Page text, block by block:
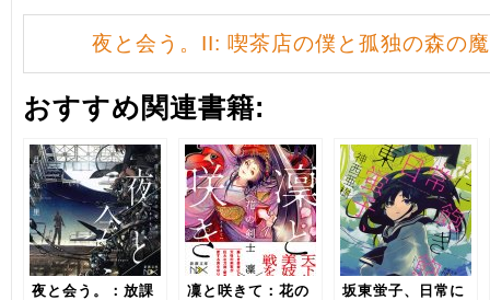
夜と会う。II: 喫茶店の僕と孤独の森の
おすすめ関連書籍:
夜と会う。：放課
凜と咲きて：花の
坂東蛍子、日常に